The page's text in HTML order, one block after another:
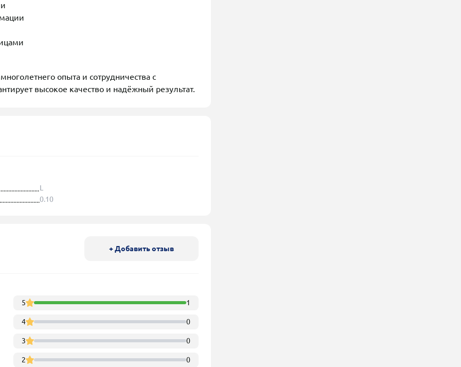
опыта и сотрудничества с
высокое качество и надёжный результат.
L
0.10
+ Добавить отзыв
5 1
4 0
3 0
2 0